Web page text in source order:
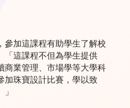
參加這課程有助學生了解校
「這課程不但為學生提供
商業管理、市場學等大學科
加珠寶設計比賽，學以致